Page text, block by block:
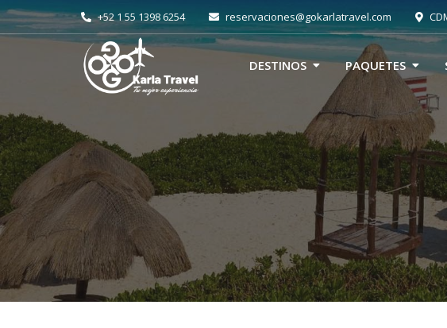
+52 1 55 1398 6254 reservaciones@gokarlatravel.com
DESTINOS PAQUETES